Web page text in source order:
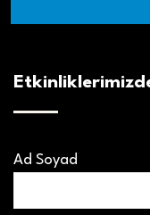
Ad Soyad